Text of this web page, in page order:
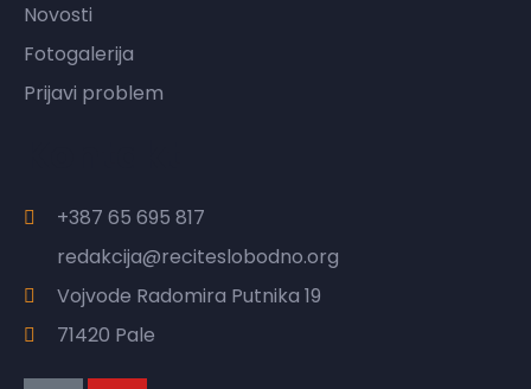
Novosti
Fotogalerija
Prijavi problem
+387 65 695 817
redakcija@reciteslobodno.org
Vojvode Radomira Putnika 19
71420 Pale